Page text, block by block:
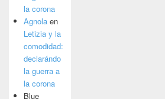
la corona
Agnola en
Letizia y la
comodidad:
declarándo
la guerra a
la corona
Blue